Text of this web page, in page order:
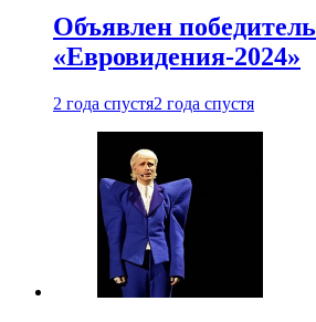
Объявлен победитель
«Евровидения-2024»
2 года спустя2 года спустя